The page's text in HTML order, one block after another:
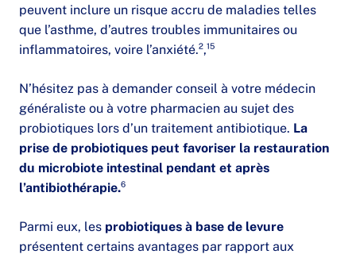
peuvent inclure un risque accru de maladies telles
que l’asthme, d’autres troubles immunitaires ou
inflammatoires, voire l’anxiété.²,¹⁵
N’hésitez pas à demander conseil à votre médecin
généraliste ou à votre pharmacien au sujet des
probiotiques lors d’un traitement antibiotique. La
prise de probiotiques peut favoriser la restauration
du microbiote intestinal pendant et après
l’antibiothérapie.⁶
Parmi eux, les probiotiques à base de levure
présentent certains avantages par rapport aux